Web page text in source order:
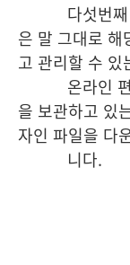
다섯번째 탭
은 말 그대로 해
고 관리할 수 있
온라인
을 보관하고 있
자인 파일을 다
니다.